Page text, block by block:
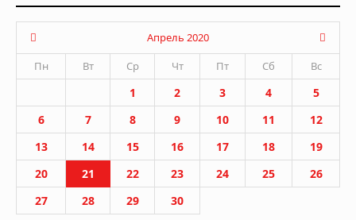
Апрель 2020
Пн
Вт Ср Чт Пт Сб Вс
1 2 3 4
5
6
7 8 9 10 11
12
13
14 15 16 17 18
19
20
21 22 23 24 25
26
27
28 29 30